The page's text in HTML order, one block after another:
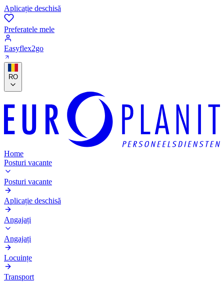
Aplicație deschisă
Preferatele mele
Easyflex2go
RO
Home
Posturi vacante
Posturi vacante
Aplicație deschisă
Angajați
Angajați
Locuințe
Transport